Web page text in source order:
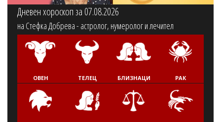
Дневен хороскоп за 07.08.2026
на Стефка Добрева - астролог, нумеролог и лечител
ОВЕН ТЕЛЕЦ БЛИЗНАЦИ РАК